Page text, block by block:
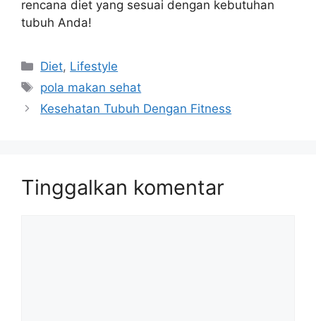
rencana diet yang sesuai dengan kebutuhan
tubuh Anda!
Kategori
Diet, Lifestyle
Tag
pola makan sehat
Kesehatan Tubuh Dengan Fitness
Tinggalkan komentar